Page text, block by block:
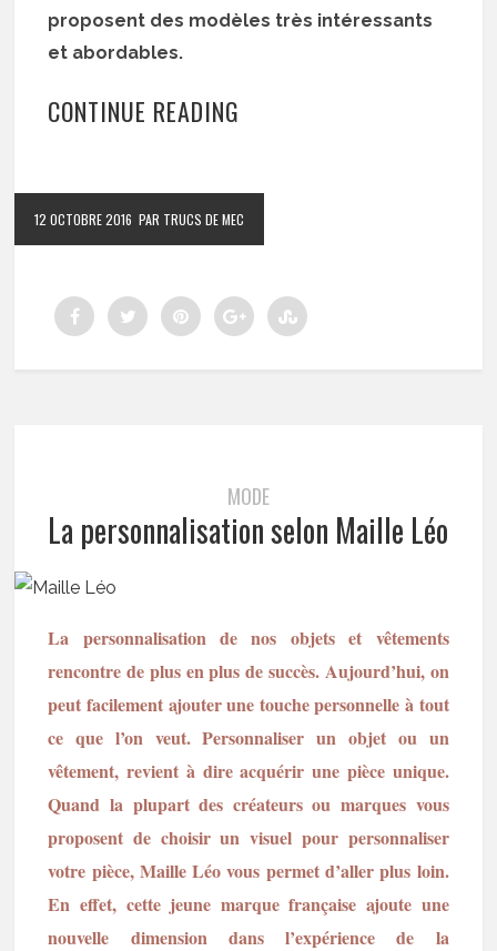
proposent des modèles très intéressants
et abordables.
CONTINUE READING
12 OCTOBRE 2016 PAR TRUCS DE MEC
MODE
La personnalisation selon Maille Léo
La personnalisation de nos objetset vêtements
rencontre de plus en plus de succès. Aujourd’hui, on
peut facilement ajouter une touche personnelle à tout
ce que l’on veut. Personnaliser un objet ou un
vêtement, revient à dire acquérir une pièce unique.
Quand la plupart des créateurs ou marques vous
proposent de choisir un visuel pour personnaliser
votre pièce, Maille Léo vous permet d’aller plus loin.
En effet, cette jeune marque française ajoute une
nouvelle dimension dans l’expérience de la